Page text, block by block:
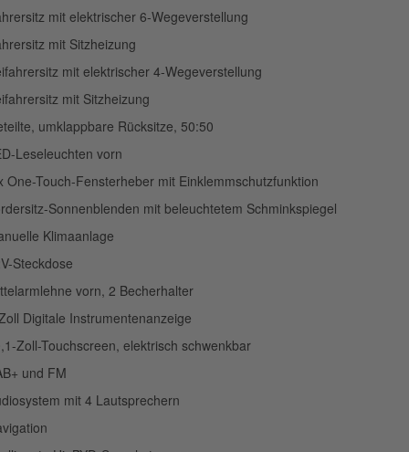
mit elektrischer 6-Wegeverstellung
mit Sitzheizung
mit elektrischer 4-Wegeverstellung
mit Sitzheizung
umklappbare Rücksitze, 50:50
Leseleuchten vorn
One-Touch-Fensterheber mit Einklemmschutzfunktion
Sonnenblenden mit beleuchtetem Schminkspiegel
Klimaanlage
Steckdose
vorn, 2 Becherhalter
Digitale Instrumentenanzeige
Zoll-Touchscreen, elektrisch schwenkbar
und FM
mit 4 Lautsprechern